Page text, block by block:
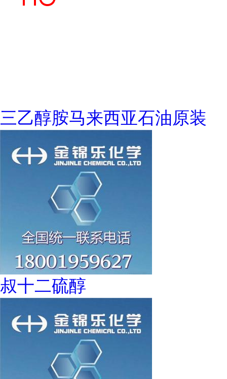
三乙醇胺马来西亚石油原装
叔十二硫醇